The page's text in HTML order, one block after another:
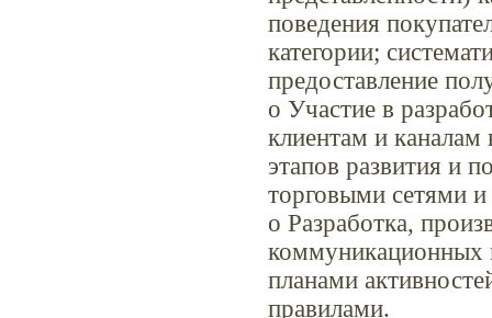
поведения
категории;
предоставление
o Участие в
клиентам и
этапов развития и
торговыми сетями
o Разработка,
коммуникационных
планами
правилами.